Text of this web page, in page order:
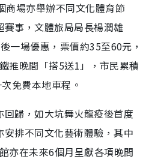
商場亦舉辦不同文化體育節
事，文體旅局局長楊潤雄
一場優惠，票價約35至60元，
推晚間「搭5送1」，市民累積
免費本地車程。
歸，如大坑舞火龍疫後首度
排不同文化藝術體驗，其中
亦在未來6個月呈獻各項晚間